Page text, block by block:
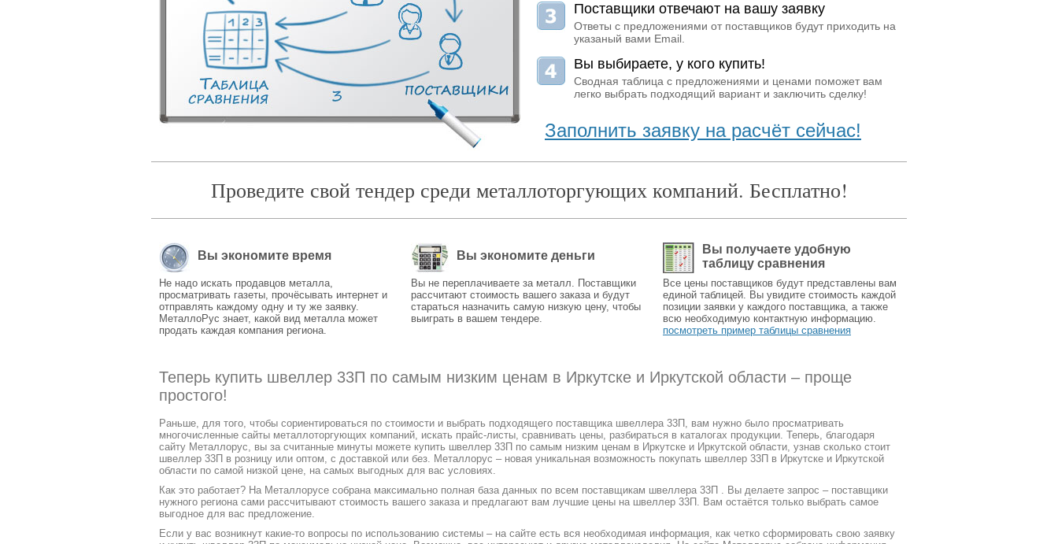
Поставщики отвечают на вашу заявку
Ответы с предложениями от поставщиков будут приходить на
указаный вами Email.
Вы выбираете, у кого купить!
Сводная таблица с предложениями и ценами поможет вам
легко выбрать подходящий вариант и заключить сделку!
Заполнить заявку на расчёт сейчас!
Проведите свой тендер среди металлоторгующих компаний. Бесплатно!
Вы экономите время
Не надо искать продавцов металла,
просматривать газеты, прочёсывать интернет и
отправлять каждому одну и ту же заявку.
МеталлоРус знает, какой вид металла может
продать каждая компания региона.
Вы экономите деньги
Вы не переплачиваете за металл. Поставщики
рассчитают стоимость вашего заказа и будут
стараться назначить самую низкую цену, чтобы
выиграть в вашем тендере.
Вы получаете удобную
таблицу сравнения
Все цены поставщиков будут представлены вам
единой таблицей. Вы увидите стоимость каждой
позиции заявки у каждого поставщика, а также
всю необходимую контактную информацию.
посмотреть пример таблицы сравнения
Теперь купить швеллер 33П по самым низким ценам в Иркутске и Иркутской области – проще
простого!
Раньше, для того, чтобы сориентироваться по стоимости и выбрать подходящего поставщика швеллера 33П, вам нужно было просматривать
многочисленные сайты металлоторгующих компаний, искать прайс-листы, сравнивать цены, разбираться в каталогах продукции. Теперь, благодаря
сайту Металлорус, вы за считанные минуты можете купить швеллер 33П по самым низким ценам в Иркутске и Иркутской области, узнав сколько стоит
швеллер 33П в розницу или оптом, с доставкой или без. Металлорус – новая уникальная возможность покупать швеллер 33П в Иркутске и Иркутской
области по самой низкой цене, на самых выгодных для вас условиях.
Как это работает? На Металлорусе собрана максимально полная база данных по всем поставщикам швеллера 33П . Вы делаете запрос – поставщики
нужного региона сами рассчитывают стоимость вашего заказа и предлагают вам лучшие цены на швеллер 33П. Вам остаётся только выбрать самое
выгодное для вас предложение.
Если у вас возникнут какие-то вопросы по использованию системы – на сайте есть вся необходимая информация, как четко сформировать свою заявку